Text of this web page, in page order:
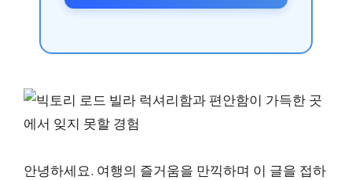
안녕하세요. 여행의 즐거움을 만끽하며 이 글을 접하